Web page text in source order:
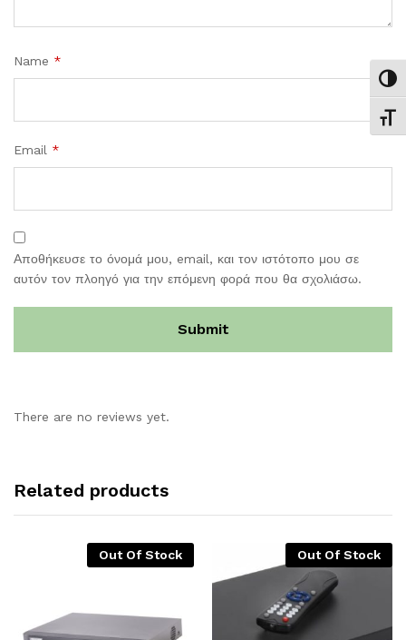
Name *
Email *
Αποθήκευσε το όνομά μου, email, και τον ιστότοπο μου σε
αυτόν τον πλοηγό για την επόμενη φορά που θα σχολιάσω.
There are no reviews yet.
Related products
Out Of Stock Out Of Stock